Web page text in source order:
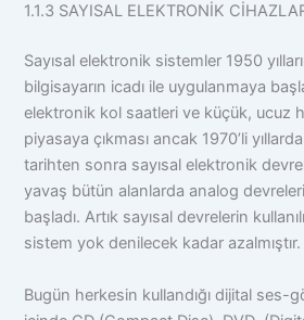
1.1.3 SAYISAL ELEKTRONİK
Sayısal elektronik sistemler 1950
bilgisayarın icadı ile uygulanmaya
elektronik kol saatleri ve küçük, ucuz
piyasaya çıkması ancak 1970’li
tarihten sonra sayısal elektronik
yavaş bütün alanlarda analog
başladı. Artık sayısal devrelerin
sistem yok denilecek kadar azalmıştır.
Bugün herkesin kullandığı dijital ses-